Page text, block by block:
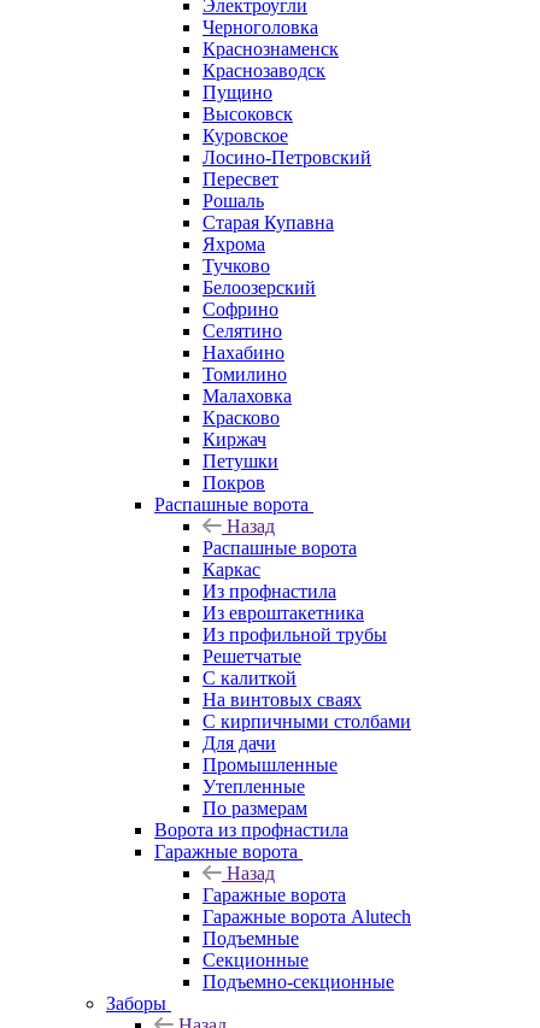
Электроугли
Черноголовка
Краснознаменск
Краснозаводск
Пущино
Высоковск
Куровское
Лосино-Петровский
Пересвет
Рошаль
Старая Купавна
Яхрома
Тучково
Белоозерский
Софрино
Селятино
Нахабино
Томилино
Малаховка
Красково
Киржач
Петушки
Покров
Распашные ворота
Назад
Распашные ворота
Каркас
Из профнастила
Из евроштакетника
Из профильной трубы
Решетчатые
С калиткой
На винтовых сваях
С кирпичными столбами
Для дачи
Промышленные
Утепленные
По размерам
Ворота из профнастила
Гаражные ворота
Назад
Гаражные ворота
Гаражные ворота Alutech
Подъемные
Секционные
Подъемно-секционные
Заборы